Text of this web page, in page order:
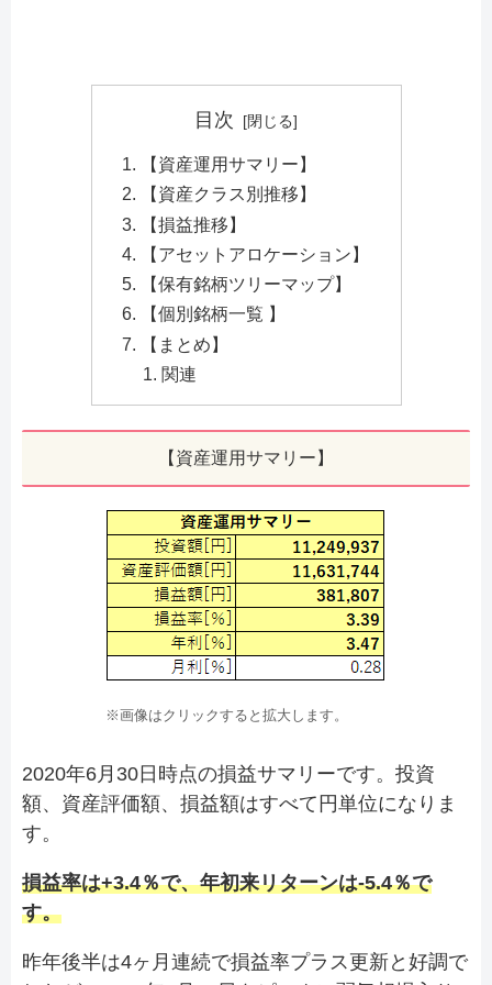
目次
【資産運用サマリー】
【資産クラス別推移】
【損益推移】
【アセットアロケーション】
【保有銘柄ツリーマップ】
【個別銘柄一覧 】
【まとめ】
関連
【資産運用サマリー】
※画像はクリックすると拡大します。
2020年6月30日時点の損益サマリーです。投資
額、資産評価額、損益額はすべて円単位になりま
す。
損益率は+3.4％で、年初来リターンは-5.4％で
す。
昨年後半は4ヶ月連続で損益率プラス更新と好調で